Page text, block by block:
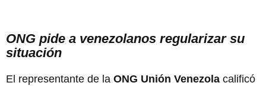
ONG pide a venezolanos regularizar su
situación
El representante de la ONG Unión Venezola calificó